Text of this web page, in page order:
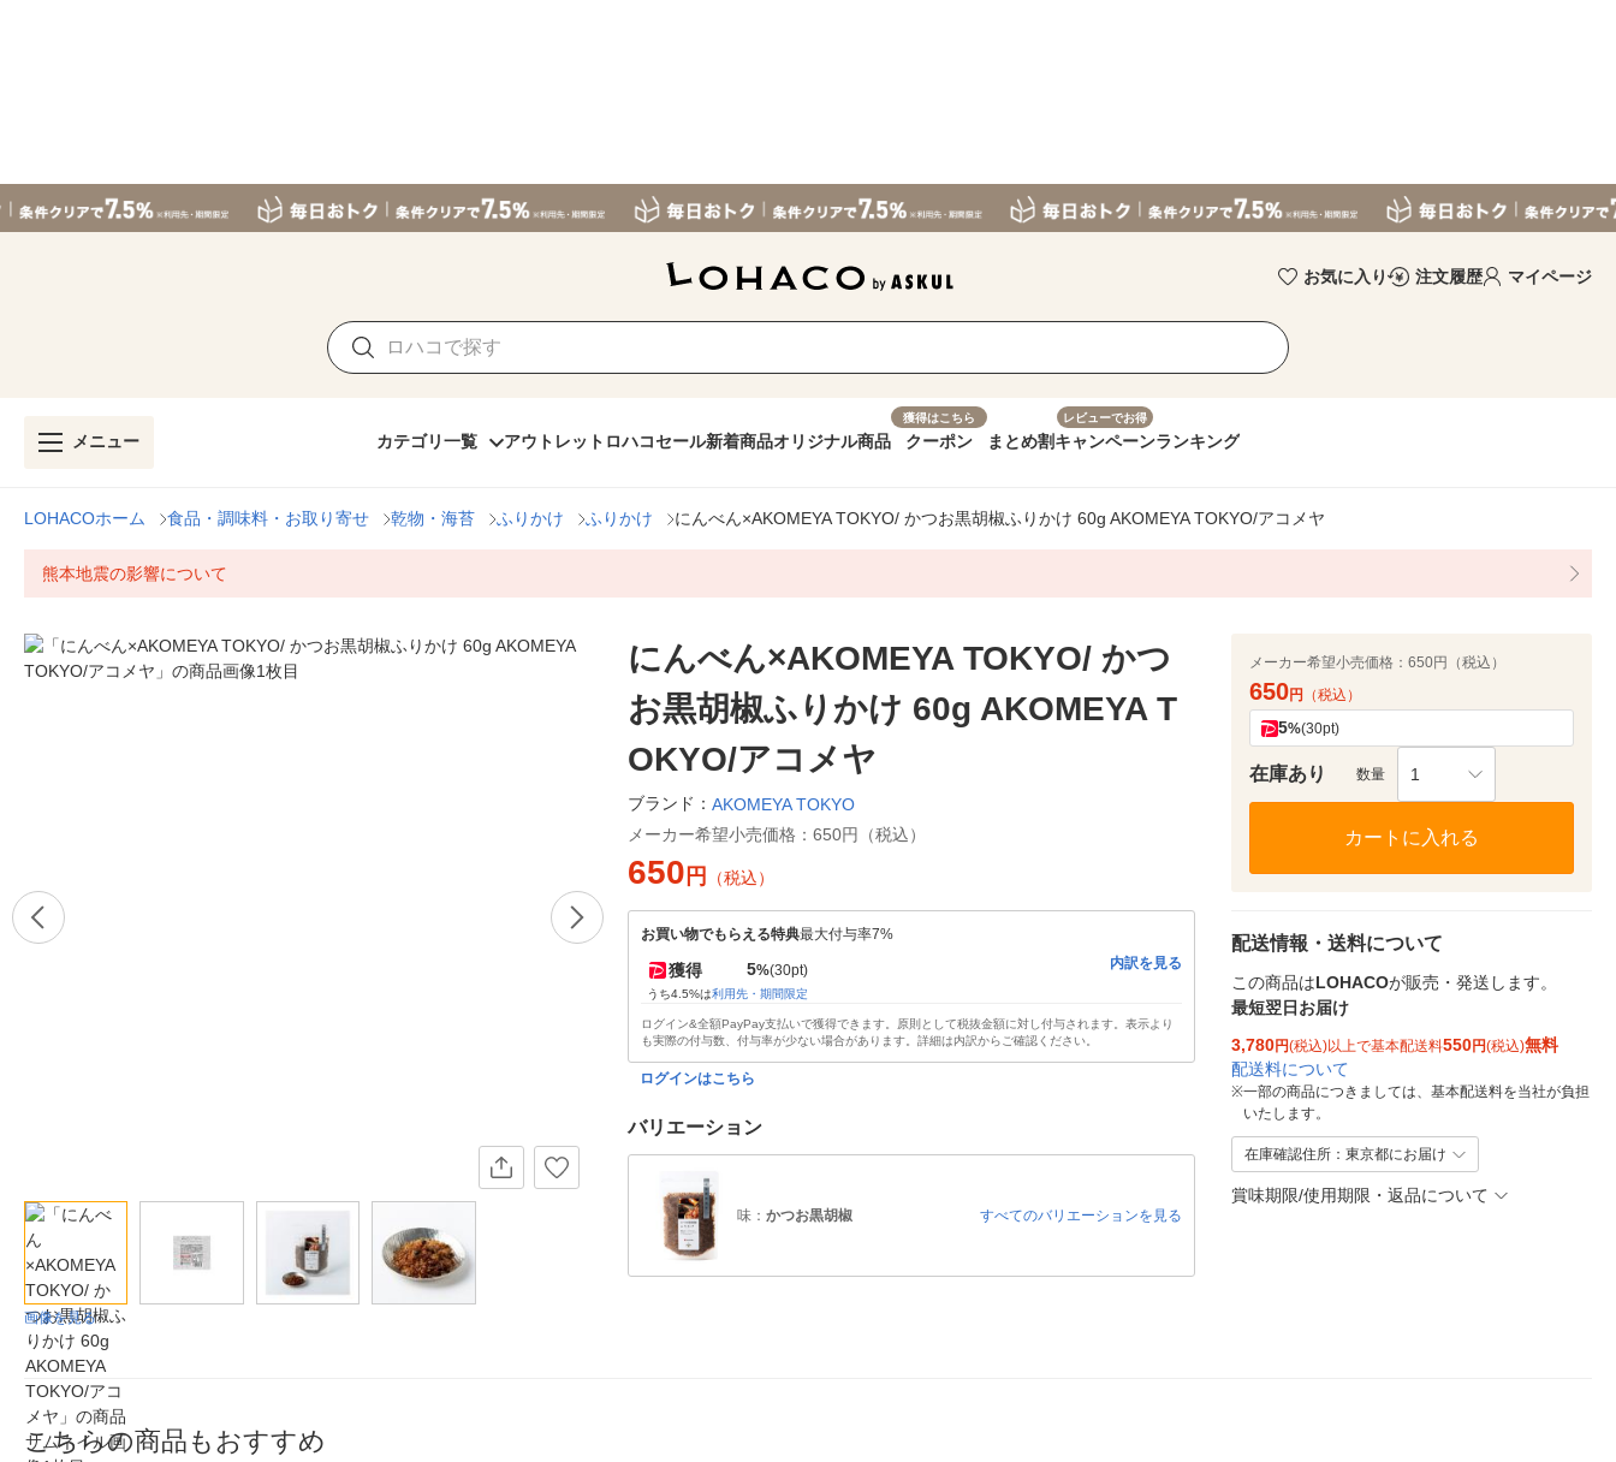
お気に入り 注文履歴 マイページ
メニュー カテゴリ一覧 アウトレット ロハコセール新着商品オリジナル商品
獲得はこちら
クーポン まとめ割
レビューでお得
キャンペーンランキング
LOHACOホーム 食品・調味料・お取り寄せ 乾物・海苔 ふりかけ ふりかけ にんべん×AKOMEYA TOKYO/ かつお黒胡椒ふりかけ 60g AKOMEYA TOKYO/アコメヤ
熊本地震の影響について
画像を見る
にんべん×AKOMEYA TOKYO/ かつ
お黒胡椒ふりかけ 60g AKOMEYA T
OKYO/アコメヤ
ブランド： AKOMEYA TOKYO
メーカー希望小売価格： 650円（税込）
650 円 （税込）
お買い物でもらえる特典最大付与率7%
獲得 5%(30pt)
うち4.5%は利用先・期間限定
内訳を見る
ログイン&全額PayPay支払いで獲得できます。原則として税抜金額に対し付与されます。表示より
も実際の付与数、付与率が少ない場合があります。詳細は内訳からご確認ください。
ログインはこちら
バリエーション
味： かつお黒胡椒 すべてのバリエーションを見る
メーカー希望小売価格： 650円（税込）
650円 （税込）
5%(30pt)
在庫あり 数量 1
カートに入れる
配送情報・送料について
この商品はLOHACOが販売・発送します。
最短翌日お届け
3,780円(税込)以上で基本配送料550円(税込)無料
配送料について
※一部の商品につきましては、基本配送料を当社が負担
いたします。
在庫確認住所：東京都にお届け
賞味期限/使用期限・返品について
こちらの商品もおすすめ